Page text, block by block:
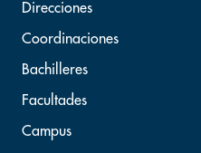
Direcciones
Coordinaciones
Bachilleres
Facultades
Campus